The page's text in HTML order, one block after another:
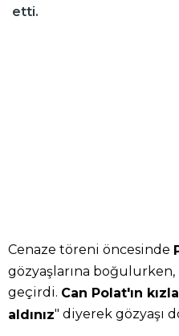
etti.
Cenaze töreni öncesinde
gözyaşlarına
geçirdi. Can Polat'ın
aldınız" diyerek gözyaşı